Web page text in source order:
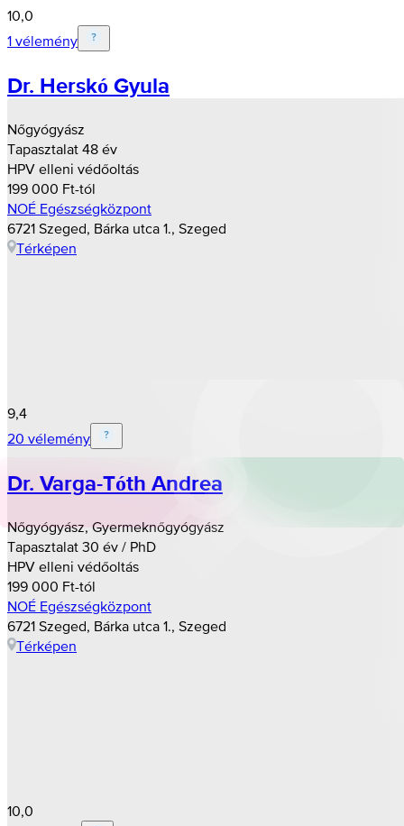
10,0
1 vélemény
Dr. Herskó Gyula
Nőgyógyász
Tapasztalat 48 év
HPV elleni védőoltás
199 000 Ft-tól
NOÉ Egészségközpont
6721 Szeged, Bárka utca 1., Szeged
Térképen
9,4
20 vélemény
Dr. Varga-Tóth Andrea
Nőgyógyász, Gyermeknőgyógyász
Tapasztalat 30 év / PhD
HPV elleni védőoltás
199 000 Ft-tól
NOÉ Egészségközpont
6721 Szeged, Bárka utca 1., Szeged
Térképen
10,0